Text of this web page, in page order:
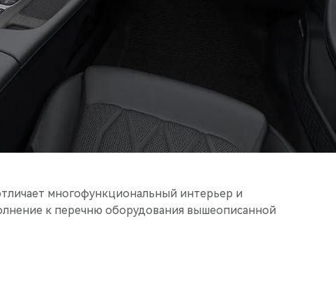
многофункциональный интерьер и
к перечню оборудования вышеописанной